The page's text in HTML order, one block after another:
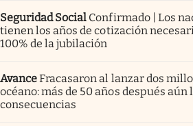
Seguridad Social Confirmado | Los
tienen los años de cotización
100% de la jubilación
AvanceFracasaron al lanzar dos
océano: más de 50 años después aún
consecuencias